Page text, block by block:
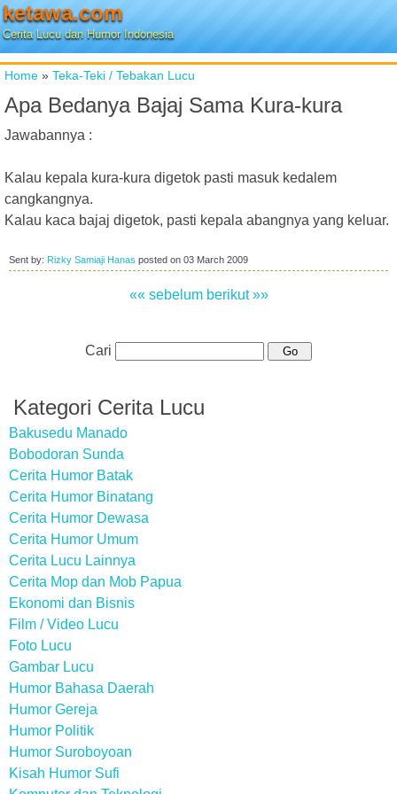
ketawa.com
Cerita Lucu dan Humor Indonesia
Home » Teka-Teki / Tebakan Lucu
Apa Bedanya Bajaj Sama Kura-kura
Jawabannya :
Kalau kepala kura-kura digetok pasti masuk kedalem
cangkangnya.
Kalau kaca bajaj digetok, pasti kepala abangnya yang keluar.
Sent by: Rizky Samiaji Hanas posted on 03 March 2009
«« sebelum berikut »»
Cari
Kategori Cerita Lucu
Bakusedu Manado
Bobodoran Sunda
Cerita Humor Batak
Cerita Humor Binatang
Cerita Humor Dewasa
Cerita Humor Umum
Cerita Lucu Lainnya
Cerita Mop dan Mob Papua
Ekonomi dan Bisnis
Film / Video Lucu
Foto Lucu
Gambar Lucu
Humor Bahasa Daerah
Humor Gereja
Humor Politik
Humor Suroboyoan
Kisah Humor Sufi